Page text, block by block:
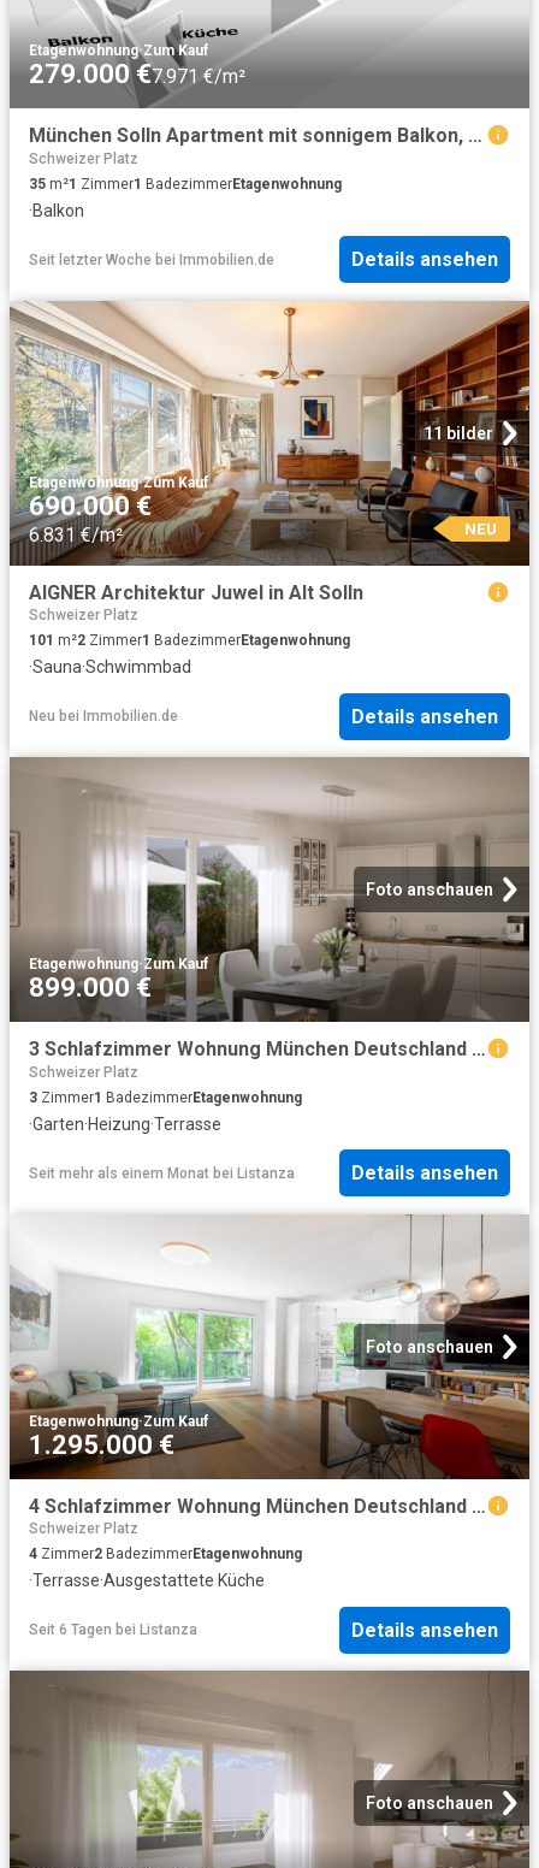
Etagenwohnung·Zum Kauf
279.000 €7.971 €/m²
München Solln Apartment mit sonnigem Balkon, Wellnessbereich und Tierfgaragenstellplatz
Schweizer Platz
35 m²1 Zimmer1 BadezimmerEtagenwohnung
·Balkon
Seit letzter Woche bei Immobilien.de Details ansehen
11 bilder
Etagenwohnung·Zum Kauf
690.000 €
6.831 €/m² NEU
AIGNER Architektur Juwel in Alt Solln
Schweizer Platz
101 m²2 Zimmer1 BadezimmerEtagenwohnung
·Sauna·Schwimmbad
Neu bei Immobilien.de Details ansehen
Foto anschauen
Etagenwohnung·Zum Kauf
899.000 €
3 Schlafzimmer Wohnung München Deutschland 102917056
Schweizer Platz
3 Zimmer1 BadezimmerEtagenwohnung
·Garten·Heizung·Terrasse
Seit mehr als einem Monat bei Listanza Details ansehen
Foto anschauen
Etagenwohnung·Zum Kauf
1.295.000 €
4 Schlafzimmer Wohnung München Deutschland 104646996
Schweizer Platz
4 Zimmer2 BadezimmerEtagenwohnung
·Terrasse·Ausgestattete Küche
Seit 6 Tagen bei Listanza Details ansehen
Foto anschauen